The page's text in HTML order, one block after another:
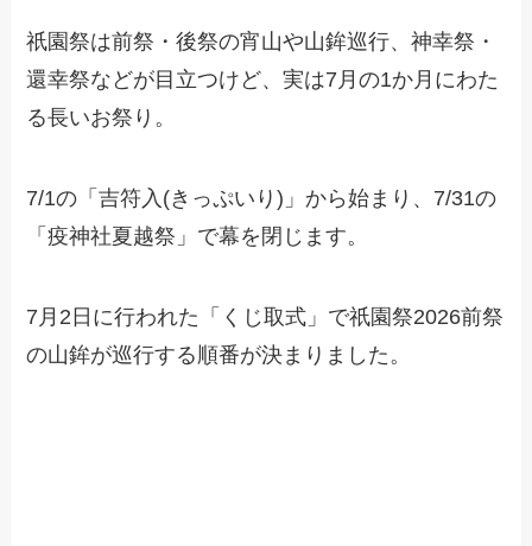
祇園祭は前祭・後祭の宵山や山鉾巡行、神幸祭・
還幸祭などが目立つけど、実は7月の1か月にわた
る長いお祭り。
7/1の「吉符入(きっぷいり)」から始まり、7/31の
「疫神社夏越祭」で幕を閉じます。
7月2日に行われた「くじ取式」で祇園祭2026前祭
の山鉾が巡行する順番が決まりました。